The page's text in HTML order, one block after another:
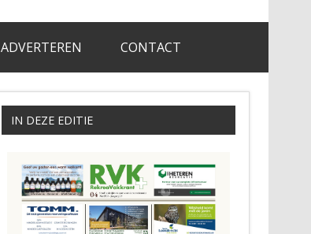
ADVERTEREN CONTACT
IN DEZE EDITIE